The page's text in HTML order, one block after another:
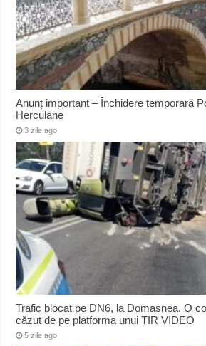
Anunț important – Închidere temporară
Herculane
3 zile ago
Trafic blocat pe DN6, la Domașnea. O
căzut de pe platforma unui TIR VIDEO
5 zile ago